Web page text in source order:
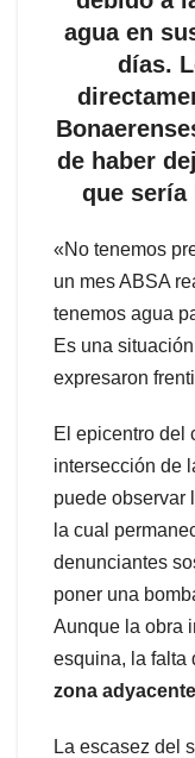
agua en
días.
de haber
que sería
«No tenemos
un mes ABSA
tenemos agua
Es una
expresaron
El epicentro del
intersección de
puede observar
la cual
denunciantes
poner una
Aunque la obra
esquina, la falta
zona adyacente
La escasez del